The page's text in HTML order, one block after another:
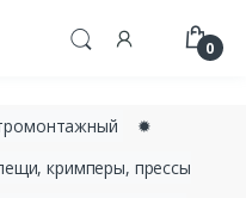
0
✹
кримперы, прессы